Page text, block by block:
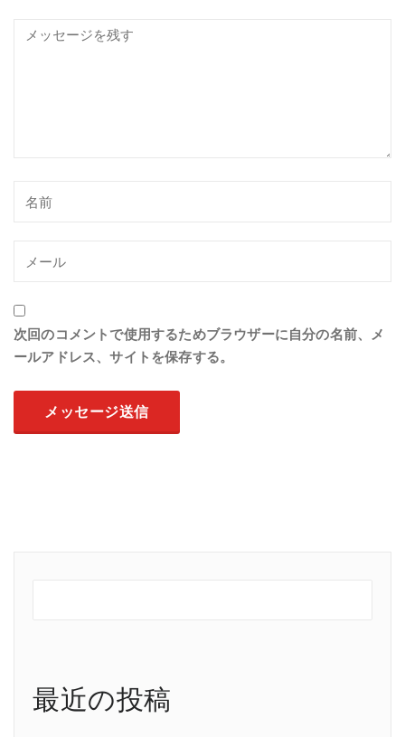
次回のコメントで使用するためブラウザーに自分の名前、メ
ールアドレス、サイトを保存する。
最近の投稿